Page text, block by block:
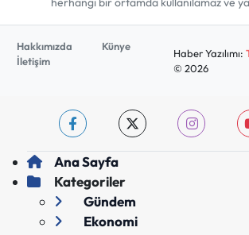
Hakkımızda
Künye
İletişim
Haber Yazılımı:
© 2026
Ana Sayfa
Kategoriler
Gündem
Ekonomi